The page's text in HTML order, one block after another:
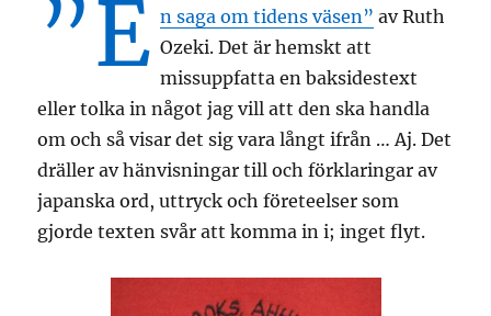
”E n saga om tidens väsen” av Ruth
Ozeki. Det är hemskt att
missuppfatta en baksidestext
eller tolka in något jag vill att den ska handla
om och så visar det sig vara långt ifrån … Aj. Det
dräller av hänvisningar till och förklaringar av
japanska ord, uttryck och företeelser som
gjorde texten svår att komma in i; inget flyt.